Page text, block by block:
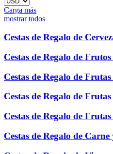
Carga más
mostrar todos
Cestas de Regalo de
Cestas de Regalo de Frutos
Cestas de Regalo de
Cestas de Regalo de
Cestas de Regalo de Frutas
Cestas de Regalo de Carne